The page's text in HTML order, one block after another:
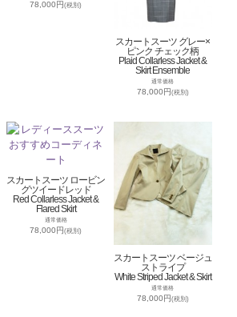
78,000円(税別)
スカートスーツ グレー×
ピンク チェック柄
Plaid Collarless Jacket &
Skirt Ensemble
通常価格
78,000円(税別)
スカートスーツ ロービン
グツイードレッド
Red Collarless Jacket &
Flared Skirt
通常価格
78,000円(税別)
スカートスーツ ベージュ
ストライプ
White Striped Jacket & Skirt
通常価格
78,000円(税別)